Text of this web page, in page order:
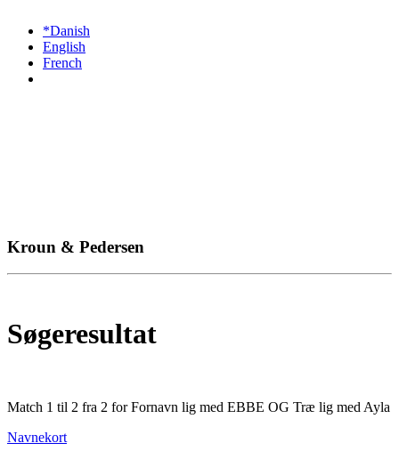
*Danish
English
French
Kroun & Pedersen
Søgeresultat
Match 1 til 2 fra 2 for Fornavn lig med EBBE OG Træ lig med Ayla
Navnekort